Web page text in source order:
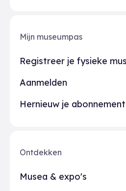
Ontdekken
Musea & expo's
Mijn museumpas
Registreer je fysieke
Aanmelden
Hernieuw je abonnement